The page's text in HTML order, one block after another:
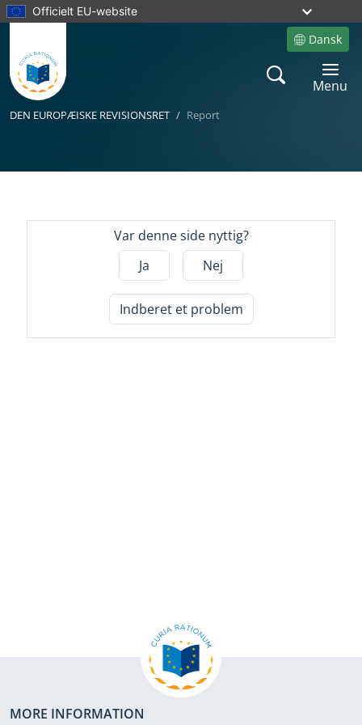
Officielt EU-website
Dansk
Site language
Search
Toggle
Menu
DEN EUROPÆISKE REVISIONSRET Report
Var denne side nyttig?
Ja
Nej
Indberet et problem
MORE INFORMATION